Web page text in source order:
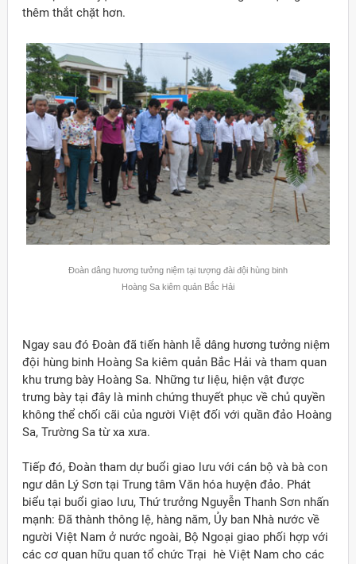
Việt Nam ở nước ngoài
thêm thắt chặt hơn.
Đoàn dâng hương tưởng niệm tại tượng đài đội hùng binh
Hoàng Sa kiêm quản Bắc Hải
Ngay sau đó Đoàn đã tiến hành lễ dâng hương tưởng niệm
đội hùng binh Hoàng Sa kiêm quản Bắc Hải và tham quan
khu trưng bày Hoàng Sa. Những tư liệu, hiện vật được
trưng bày tại đây là minh chứng thuyết phục về chủ quyền
không thể chối cãi của người Việt đối với quần đảo Hoàng
Sa, Trường Sa từ xa xưa.
Tiếp đó, Đoàn tham dự buổi giao lưu với cán bộ và bà con
ngư dân Lý Sơn tại Trung tâm Văn hóa huyện đảo. Phát
biểu tại buổi giao lưu, Thứ trưởng Nguyễn Thanh Sơn nhấn
mạnh: Đã thành thông lệ, hàng năm, Ủy ban Nhà nước về
người Việt Nam ở nước ngoài, Bộ Ngoại giao phối hợp với
các cơ quan hữu quan tổ chức Trại hè Việt Nam cho các